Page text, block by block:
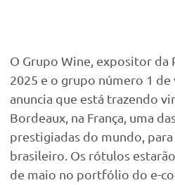
O Grupo Wine, expositor da
2025 e o grupo número 1 de
anuncia que está trazendo
Bordeaux, na França, uma
prestigiadas do mundo,
brasileiro. Os rótulos
de maio no portfólio do e-